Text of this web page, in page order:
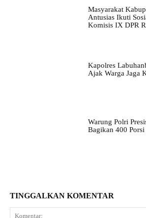
Masyarakat
Antusias Ikuti
Komisis IX DPR
Kapolres
Ajak Warga Jaga
Warung Polri
Bagikan 400 Porsi
TINGGALKAN KOMENTAR